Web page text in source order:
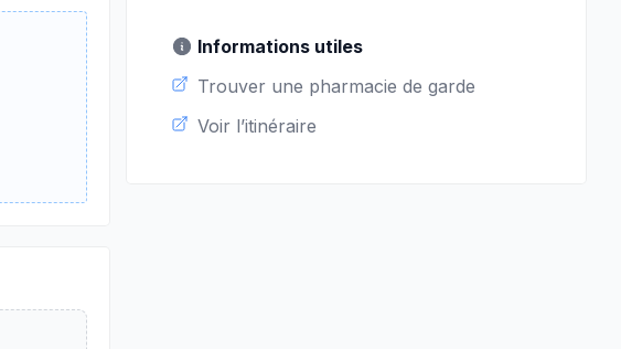
Informations utiles
Trouver une pharmacie de garde
Voir l’itinéraire